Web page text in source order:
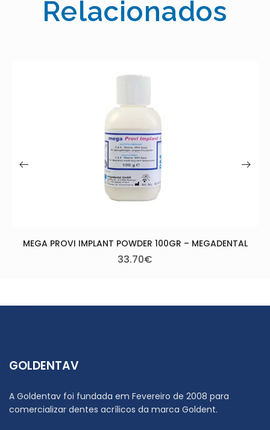
Relacionados
– MEGADENTAL
AESTHETIC EASY COLORS BLUE
GOLDENTAV
A Goldentav foi fundada em Fevereiro de 2008 para
comercializar dentes acrílicos da marca Goldent.